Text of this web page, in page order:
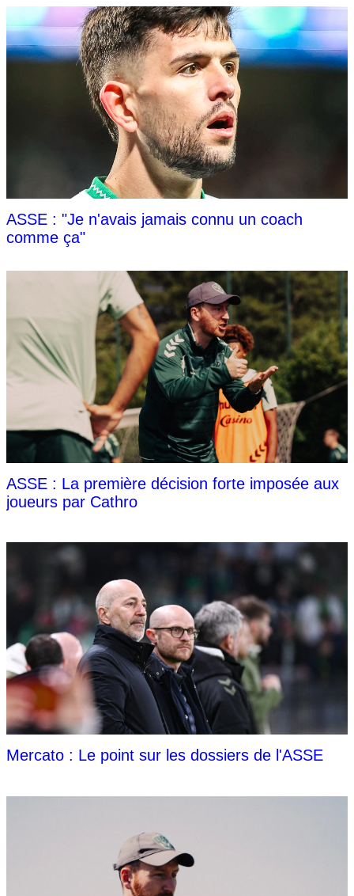
ASSE : "Je n'avais jamais connu un coach
comme ça"
ASSE : La première décision forte imposée aux
joueurs par Cathro
Mercato : Le point sur les dossiers de l'ASSE